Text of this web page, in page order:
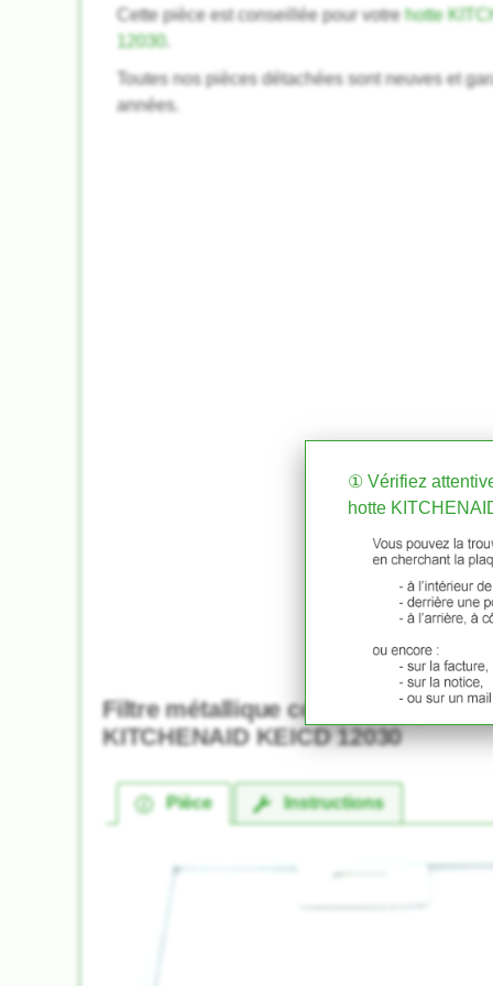
Cette pièce est conseillée pour votre hotte
12030
Toutes nos pièces détachées sont neuves et
années.
Filtre métallique compatible pour
KITCHENAID KEICD 12030
Pièce Instructions
① Vérifiez
hotte